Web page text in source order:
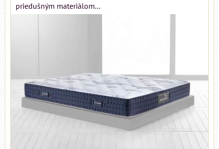
priedušným materiálom...